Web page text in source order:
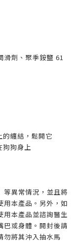
滑劑、聚季銨鹽 61
纏結，鬆開它
狗狗身上
等異常情況，並且將
用本產品。另外，如
用本產品並諮詢醫生
巴或身體。開封後請
勿將其沖入抽水馬